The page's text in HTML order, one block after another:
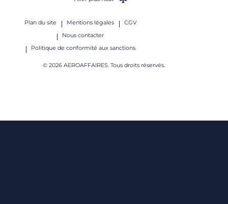
Plan du site Mentions légales
CGV
Nous contacter
Politique de conformité aux sanctions
© 2026 AEROAFFAIRES. Tous droits réservés.